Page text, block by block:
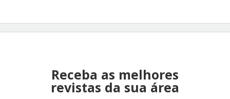
Receba as melhores
revistas da sua área